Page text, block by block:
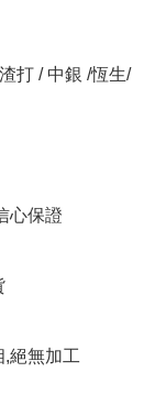
打 / 中銀 /恆生/
心保證
絕無加工